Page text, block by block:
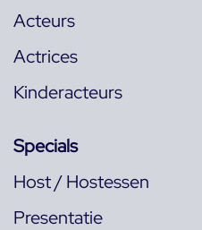
Acteurs
Actrices
Kinderacteurs
Specials
Host / Hostessen
Presentatie